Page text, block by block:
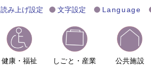
読み上げ設定 文字設定 Language
健康・福祉 しごと・産業 公共施設